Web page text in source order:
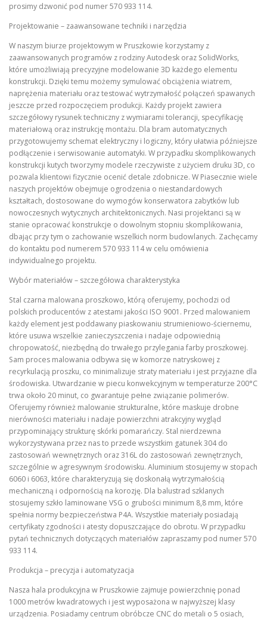
prosimy dzwonić pod numer 570 933 114.
Projektowanie – zaawansowane techniki i narzędzia
W naszym biurze projektowym w Pruszkowie korzystamy z
zaawansowanych programów z rodziny Autodesk oraz SolidWorks,
które umożliwiają precyzyjne modelowanie 3D każdego elementu
konstrukcji. Dzięki temu możemy symulować obciążenia wiatrem,
naprężenia materiału oraz testować wytrzymałość połączeń spawanych
jeszcze przed rozpoczęciem produkcji. Każdy projekt zawiera
szczegółowy rysunek techniczny z wymiarami tolerancji, specyfikację
materiałową oraz instrukcję montażu. Dla bram automatycznych
przygotowujemy schemat elektryczny i logiczny, który ułatwia późniejsze
podłączenie i serwisowanie automatyki. W przypadku skomplikowanych
konstrukcji kutych tworzymy modele rzeczywiste z użyciem druku 3D, co
pozwala klientowi fizycznie ocenić detale zdobnicze. W Piasecznie wiele
naszych projektów obejmuje ogrodzenia o niestandardowych
kształtach, dostosowane do wymogów konserwatora zabytków lub
nowoczesnych wytycznych architektonicznych. Nasi projektanci są w
stanie opracować konstrukcje o dowolnym stopniu skomplikowania,
dbając przy tym o zachowanie wszelkich norm budowlanych. Zachęcamy
do kontaktu pod numerem 570 933 114 w celu omówienia
indywidualnego projektu.
Wybór materiałów – szczegółowa charakterystyka
Stal czarna malowana proszkowo, którą oferujemy, pochodzi od
polskich producentów z atestami jakości ISO 9001. Przed malowaniem
każdy element jest poddawany piaskowaniu strumieniowo-ściernemu,
które usuwa wszelkie zanieczyszczenia i nadaje odpowiednią
chropowatość, niezbędną do trwałego przylegania farby proszkowej.
Sam proces malowania odbywa się w komorze natryskowej z
recyrkulacją proszku, co minimalizuje straty materiału i jest przyjazne dla
środowiska. Utwardzanie w piecu konwekcyjnym w temperaturze 200°C
trwa około 20 minut, co gwarantuje pełne związanie polimerów.
Oferujemy również malowanie strukturalne, które maskuje drobne
nierówności materiału i nadaje powierzchni atrakcyjny wygląd
przypominający strukturę skórki pomarańczy. Stal nierdzewna
wykorzystywana przez nas to przede wszystkim gatunek 304 do
zastosowań wewnętrznych oraz 316L do zastosowań zewnętrznych,
szczególnie w agresywnym środowisku. Aluminium stosujemy w stopach
6060 i 6063, które charakteryzują się doskonałą wytrzymałością
mechaniczną i odpornością na korozję. Dla balustrad szklanych
stosujemy szkło laminowane VSG o grubości minimum 8,8 mm, które
spełnia normy bezpieczeństwa P4A. Wszystkie materiały posiadają
certyfikaty zgodności i atesty dopuszczające do obrotu. W przypadku
pytań technicznych dotyczących materiałów zapraszamy pod numer 570
933 114.
Produkcja – precyzja i automatyzacja
Nasza hala produkcyjna w Pruszkowie zajmuje powierzchnię ponad
1000 metrów kwadratowych i jest wyposażona w najwyższej klasy
urządzenia. Posiadamy centrum obróbcze CNC do metali o 5 osiach,